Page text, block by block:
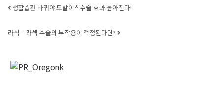
Post navigation
생활습관 바꿔야 모발이식수술 효과 높아진다!
라식 · 라섹 수술의 부작용이 걱정된다면?